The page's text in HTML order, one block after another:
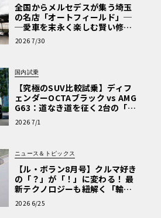
全国からメルセデスが集う埼玉
の名店「オートフィールド」─
─愛車を末永く楽しむ賢い修理
術と、プロがフックス製オイル
を選ぶ理由〈PR〉
2026 7/30
国内試乗
【究極のSUV比較試乗】ディフ
ェンダーOCTAブラック vs AMG
G63：道なき道を征く2台の「対
極的アプローチ」
2026 7/1
ニュース＆トピックス
【ル・ボラン8月号】クルマ好き
の「？」が「！」に変わる！ 最
新テクノロジーも紐解く「輸入
車Q&A」
2026 6/25